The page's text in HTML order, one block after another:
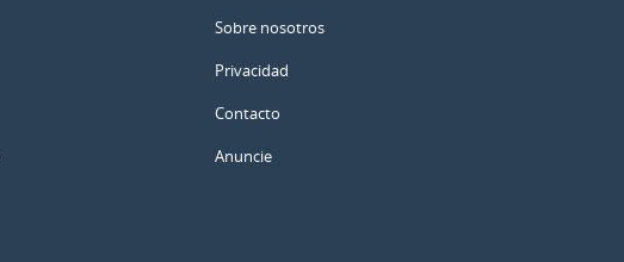
Sobre nosotros
Privacidad
Contacto
Anuncie